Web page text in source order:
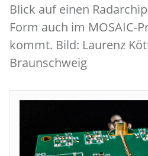
Blick auf einen
Form auch im MOSAIC-
kommt. Bild: Laurenz
Braunschweig